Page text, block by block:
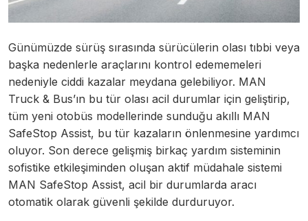
Günümüzde sürüş sırasında sürücülerin olası tıbbi veya
başka nedenlerle araçlarını kontrol edememeleri
nedeniyle ciddi kazalar meydana gelebiliyor. MAN
Truck & Bus’ın bu tür olası acil durumlar için geliştirip,
tüm yeni otobüs modellerinde sunduğu akıllı MAN
SafeStop Assist, bu tür kazaların önlenmesine yardımcı
oluyor. Son derece gelişmiş birkaç yardım sisteminin
sofistike etkileşiminden oluşan aktif müdahale sistemi
MAN SafeStop Assist, acil bir durumlarda aracı
otomatik olarak güvenli şekilde durduruyor.